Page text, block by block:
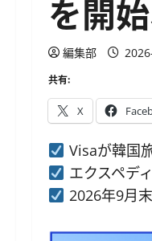
を開
編集部
共有:
X
Visaが韓国
エクスペデ
2026年9月